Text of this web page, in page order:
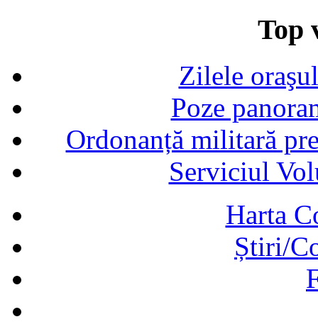
Top
Zilele
Poze
Ordonanță militară
Serviciul
Harta
Știri/